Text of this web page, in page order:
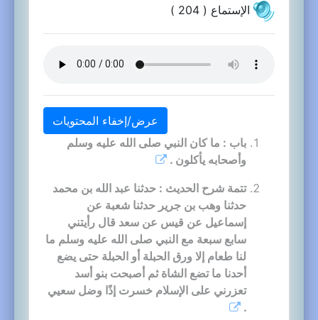
الإستماع ( 204 )
عرض/إخفاء المحتويات
باب : ما كان النبي صلى الله عليه وسلم
وأصحابه يأكلون .
تتمة شرح الحديث : حدثنا عبد الله بن محمد
حدثنا وهب بن جرير حدثنا شعبة عن
إسماعيل عن قيس عن سعد قال رأيتني
سابع سبعة مع النبي صلى الله عليه وسلم ما
لنا طعام إلا ورق الحبلة أو الحبلة حتى يضع
أحدنا ما تضع الشاة ثم أصبحت بنو أسد
تعزرني على الإسلام خسرت إذًا وضل سعيي
.